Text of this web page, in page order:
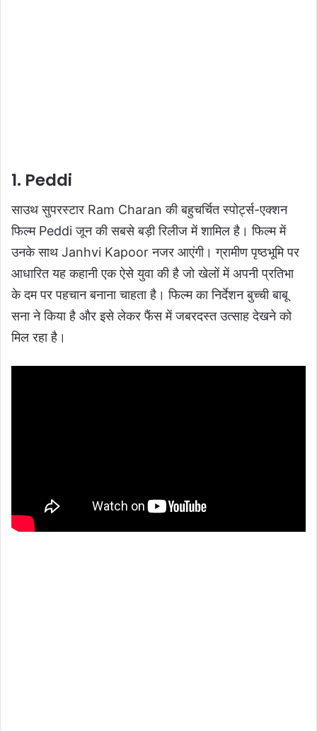
1. Peddi
साउथ सुपरस्टार Ram Charan की बहुचर्चित स्पोर्ट्स-एक्शन
फिल्म Peddi जून की सबसे बड़ी रिलीज में शामिल है। फिल्म में
उनके साथ Janhvi Kapoor नजर आएंगी। ग्रामीण पृष्ठभूमि पर
आधारित यह कहानी एक ऐसे युवा की है जो खेलों में अपनी प्रतिभा
के दम पर पहचान बनाना चाहता है। फिल्म का निर्देशन बुच्ची बाबू
सना ने किया है और इसे लेकर फैंस में जबरदस्त उत्साह देखने को
मिल रहा है।